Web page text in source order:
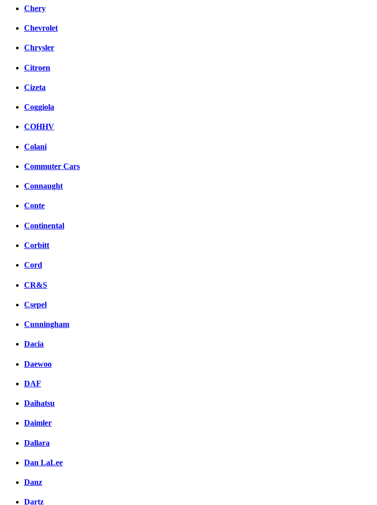
Chery
Chevrolet
Chrysler
Citroen
Cizeta
Coggiola
COHHV
Colani
Commuter Cars
Connaught
Conte
Continental
Corbitt
Cord
CR&S
Csepel
Cunningham
Dacia
Daewoo
DAF
Daihatsu
Daimler
Dallara
Dan LaLee
Danz
Dartz